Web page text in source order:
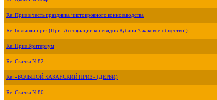
Re: Приз в честь праздника чистокровного коннозаводства
Re: Большой приз (Приз Ассоциации коневодов Кубани "Скаковое общество")
Re: Приз Критериум
Re: Скачка №82
Re: «БОЛЬШОЙ КАЗАНСКИЙ ПРИЗ» (ДЕРБИ)
Re: Скачка №80